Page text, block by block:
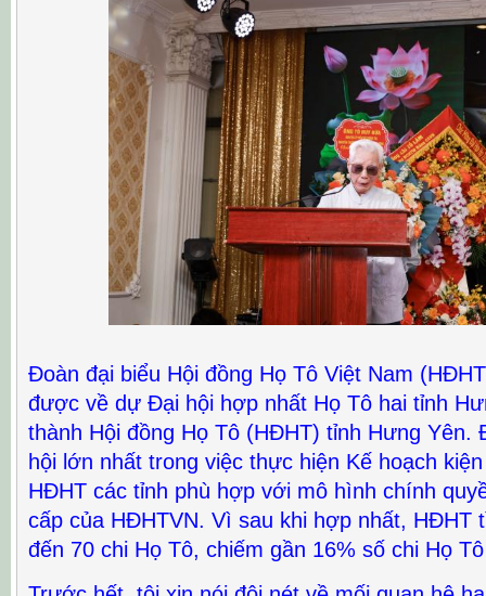
Đoàn đại biểu Hội đồng Họ Tô Việt Nam
được về dự Đại hội hợp nhất Họ Tô hai tỉnh
thành Hội đồng Họ Tô (HĐHT) tỉnh Hưng Yên.
hội lớn nhất trong việc thực hiện Kế hoạch
HĐHT các tỉnh phù hợp với mô hình chính
cấp của HĐHTVN. Vì sau khi hợp nhất, HĐHT
đến 70 chi Họ Tô, chiếm gần 16% số chi Họ